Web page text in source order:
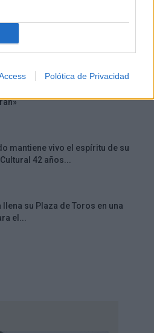
Polótica de Privacidad
de Albacete aprueba 1,38
euros en la...
mantiene vivo el espíritu de su
42 años...
llena su Plaza de Toros en una
el...